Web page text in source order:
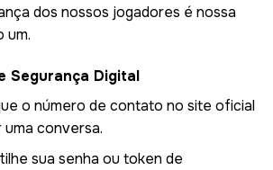
dos nossos jogadores é nossa
um.
Segurança Digital
o número de contato no site oficial
conversa.
sua senha ou token de